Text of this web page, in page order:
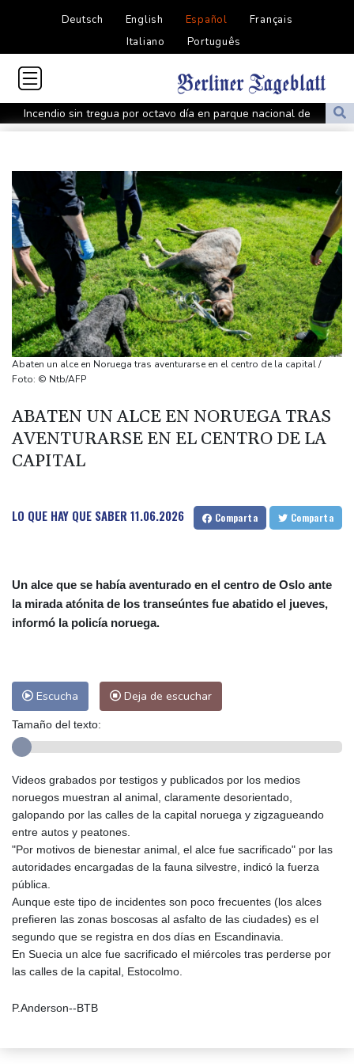
Deutsch English Español
Français
Italiano
Português
Incendio sin tregua por octavo día en parque nacional de
Indonesia
del pan y el trabajo
La rentable IA china agita la competencia de precios entre los
gigantes estadounidenses
Europa se prepara para una caída de generación de energía
durante el eclipse solar
España comienza los controles fronterizos con Italia tras la crisis
por migrantes
El Chucky Lozano, cedido por San Diego al Galaxy hasta el fin de
2026
El Senado de EEUU aprueba un nuevo paquete de sanciones a
Playas vacías y "olor insoportable": México libra una dura batalla
contra el sargazo
Oenegés elevan al menos a 141 muertos el balance por la
La CPI se dice preocupada por la retirada de Venezuela y Chad
Abaten un alce en Noruega tras aventurarse en el centro de la capital /
Foto: © Ntb/AFP
ABATEN UN ALCE EN NORUEGA TRAS
AVENTURARSE EN EL CENTRO DE LA
CAPITAL
LO QUE HAY QUE SABER 11.06.2026 Comparta Comparta
Un alce que se había aventurado en el centro de Oslo ante
la mirada atónita de los transeúntes fue abatido el jueves,
informó la policía noruega.
Escucha Deja de escuchar
Tamaño del texto:
Videos grabados por testigos y publicados por los medios
noruegos muestran al animal, claramente desorientado,
galopando por las calles de la capital noruega y zigzagueando
entre autos y peatones.
"Por motivos de bienestar animal, el alce fue sacrificado" por las
autoridades encargadas de la fauna silvestre, indicó la fuerza
pública.
Aunque este tipo de incidentes son poco frecuentes (los alces
prefieren las zonas boscosas al asfalto de las ciudades) es el
segundo que se registra en dos días en Escandinavia.
En Suecia un alce fue sacrificado el miércoles tras perderse por
las calles de la capital, Estocolmo.
P.Anderson--BTB